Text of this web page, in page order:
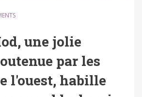
une jolie
par les
l'ouest, habille